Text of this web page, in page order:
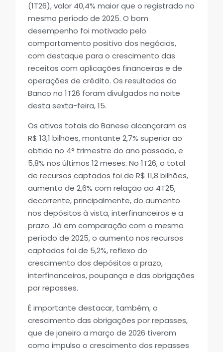
(1T26), valor 40,4% maior que o registrado no
mesmo período de 2025. O bom
desempenho foi motivado pelo
comportamento positivo dos negócios,
com destaque para o crescimento das
receitas com aplicações financeiras e de
operações de crédito. Os resultados do
Banco no 1T26 foram divulgados na noite
desta sexta-feira, 15.
Os ativos totais do Banese alcançaram os
R$ 13,1 bilhões, montante 2,7% superior ao
obtido no 4° trimestre do ano passado, e
5,8% nos últimos 12 meses. No 1T26, o total
de recursos captados foi de R$ 11,8 bilhões,
aumento de 2,6% com relação ao 4T25,
decorrente, principalmente, do aumento
nos depósitos à vista, interfinanceiros e a
prazo. Já em comparação com o mesmo
período de 2025, o aumento nos recursos
captados foi de 5,2%, reflexo do
crescimento dos depósitos a prazo,
interfinanceiros, poupança e das obrigações
por repasses.
É importante destacar, também, o
crescimento das obrigações por repasses,
que de janeiro a março de 2026 tiveram
como impulso o crescimento dos repasses